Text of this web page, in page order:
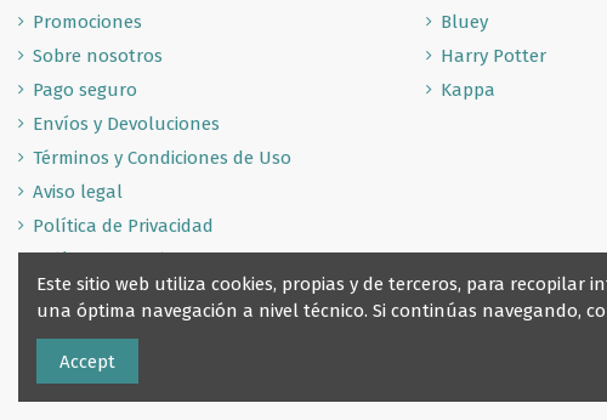
Promociones
Sobre nosotros
Pago seguro
Envíos y Devoluciones
Términos y Condiciones de Uso
Aviso legal
Política de Privacidad
Política de Cookies
Bluey
Harry Potter
Kappa
Este sitio web utiliza cookies, propias y de terceros, para
una óptima navegación a nivel técnico. Si continúas navegando,
Accept